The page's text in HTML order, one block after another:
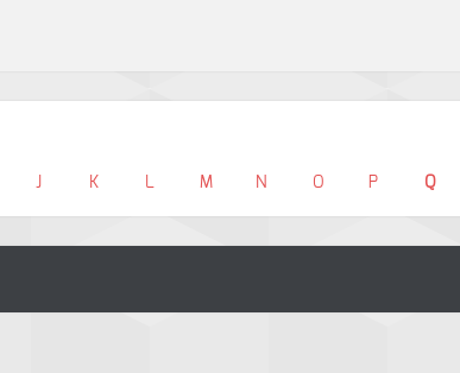
J K L M N O P Q